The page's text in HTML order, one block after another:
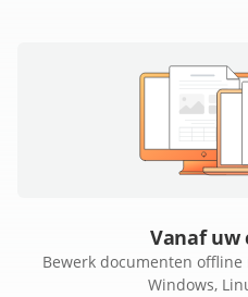
Vanaf uw
Bewerk documenten
Windows,